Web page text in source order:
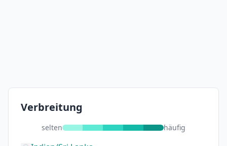
Verbreitung
selten häufig